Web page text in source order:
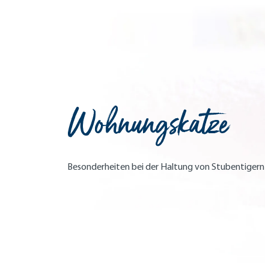
Wohnungskatze
Besonderheiten bei der Haltung von Stubentigern